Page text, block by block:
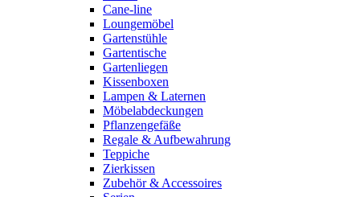
Cane-line
Loungemöbel
Gartenstühle
Gartentische
Gartenliegen
Kissenboxen
Lampen & Laternen
Möbelabdeckungen
Pflanzengefäße
Regale & Aufbewahrung
Teppiche
Zierkissen
Zubehör & Accessoires